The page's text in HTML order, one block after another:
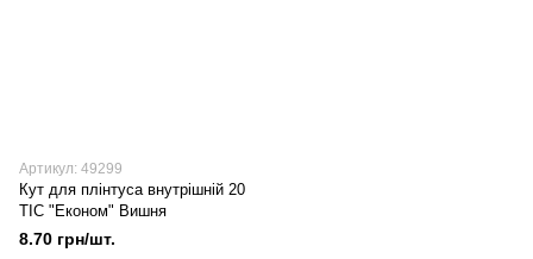
Артикул: 49299
Кут для плінтуса внутрішній 20
ТІС "Економ" Вишня
8.70 грн/шт.